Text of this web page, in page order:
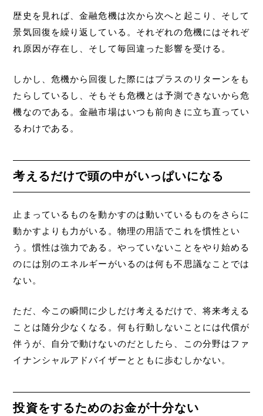
歴史を見れば、金融危機は次から次へと起こり、そして
景気回復を繰り返している。それぞれの危機にはそれぞ
れ原因が存在し、そして毎回違った影響を受ける。
しかし、危機から回復した際にはプラスのリターンをも
たらしているし、そもそも危機とは予測できないから危
機なのである。金融市場はいつも前向きに立ち直ってい
るわけである。
考えるだけで頭の中がいっぱいになる
止まっているものを動かすのは動いているものをさらに
動かすよりも力がいる。物理の用語でこれを慣性とい
う。慣性は強力である。やっていないことをやり始める
のには別のエネルギーがいるのは何も不思議なことでは
ない。
ただ、今この瞬間に少しだけ考えるだけで、将来考える
ことは随分少なくなる。何も行動しないことには代償が
伴うが、自分で動けないのだとしたら、この分野はファ
イナンシャルアドバイザーとともに歩むしかない。
投資をするためのお金が十分ない